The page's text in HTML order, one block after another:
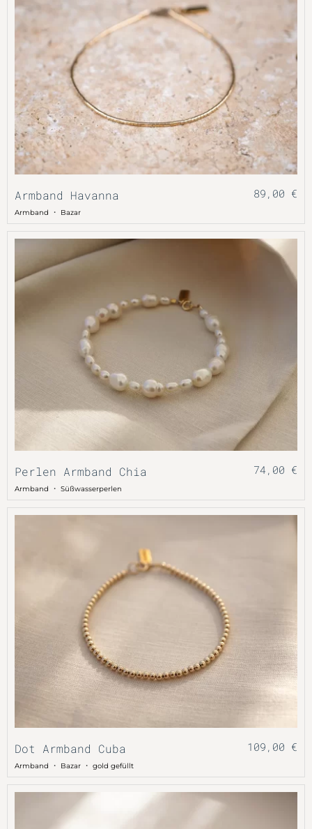
Armband Havanna 89,00 €
Armband ・ Bazar
Perlen Armband Chia 74,00 €
Armband ・ Süßwasserperlen
Dot Armband Cuba 109,00 €
Armband ・ Bazar ・ gold gefüllt